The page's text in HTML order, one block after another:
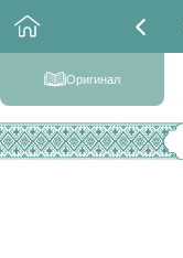
Оригинал